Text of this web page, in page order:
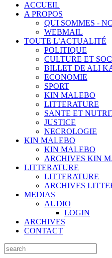
ACCUEIL
A PROPOS
QUI SOMMES -
WEBMAIL
TOUTE L’ACTUALITÉ
POLITIQUE
CULTURE ET
BILLET DE ALI
ECONOMIE
SPORT
KIN MALEBO
LITTERATURE
SANTE ET
JUSTICE
NECROLOGIE
KIN MALEBO
KIN MALEBO
ARCHIVES KIN
LITTERATURE
LITTERATURE
ARCHIVES
MEDIAS
AUDIO
LOGIN
ARCHIVES
CONTACT